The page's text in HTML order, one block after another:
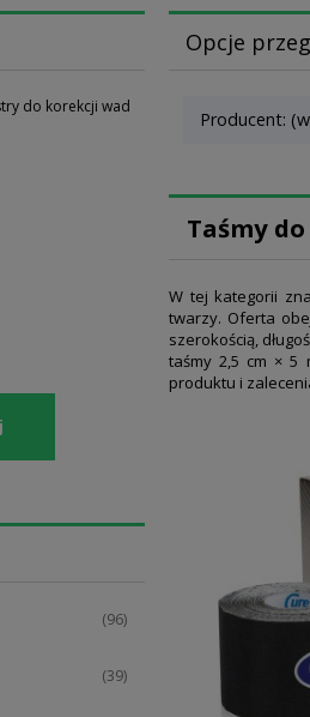
do korekcji wad
(96)
(39)
Opcje
Producent:
Taśmy
W tej kategorii
twarzy. Oferta
szerokością,
taśmy 2,5 cm × 5
produktu i